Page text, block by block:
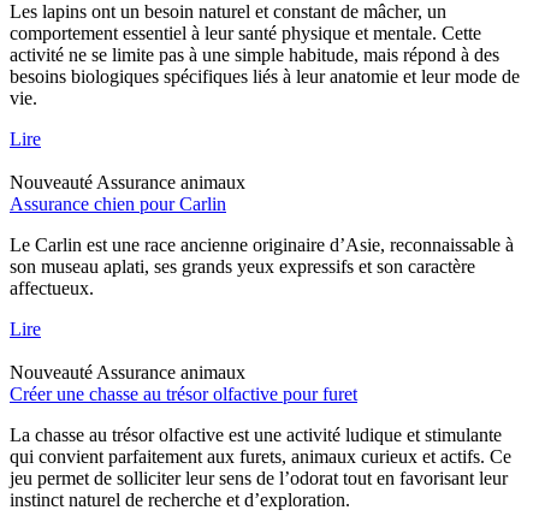
Les lapins ont un besoin naturel et constant de mâcher, un
comportement essentiel à leur santé physique et mentale. Cette
activité ne se limite pas à une simple habitude, mais répond à des
besoins biologiques spécifiques liés à leur anatomie et leur mode de
vie.
Lire
Nouveauté Assurance animaux
Assurance chien pour Carlin
Le Carlin est une race ancienne originaire d’Asie, reconnaissable à
son museau aplati, ses grands yeux expressifs et son caractère
affectueux.
Lire
Nouveauté Assurance animaux
Créer une chasse au trésor olfactive pour furet
La chasse au trésor olfactive est une activité ludique et stimulante
qui convient parfaitement aux furets, animaux curieux et actifs. Ce
jeu permet de solliciter leur sens de l’odorat tout en favorisant leur
instinct naturel de recherche et d’exploration.